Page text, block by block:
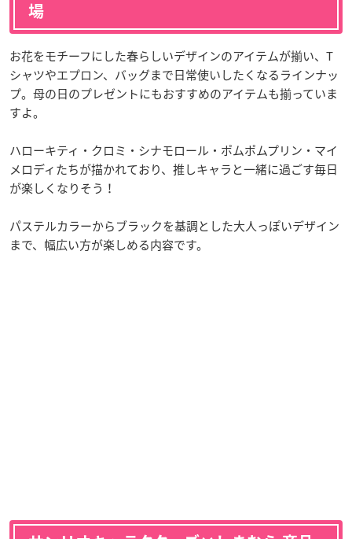
場
お花をモチーフにした春らしいデザインのアイテムが揃い、T
シャツやエプロン、バッグまで日常使いしたくなるラインナッ
プ。母の日のプレゼントにもおすすめのアイテムも揃っていま
すよ。
ハローキティ・クロミ・シナモロール・ポムポムプリン・マイ
メロディたちが描かれており、推しキャラと一緒に過ごす毎日
が楽しくなりそう！
パステルカラーからブラックを基調とした大人っぽいデザイン
まで、幅広い方が楽しめる内容です。